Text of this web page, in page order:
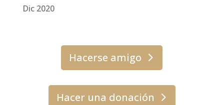
Dic 2020
Hacerse amigo
Hacer una donación